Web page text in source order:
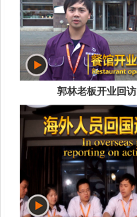
郭林老板开业回访